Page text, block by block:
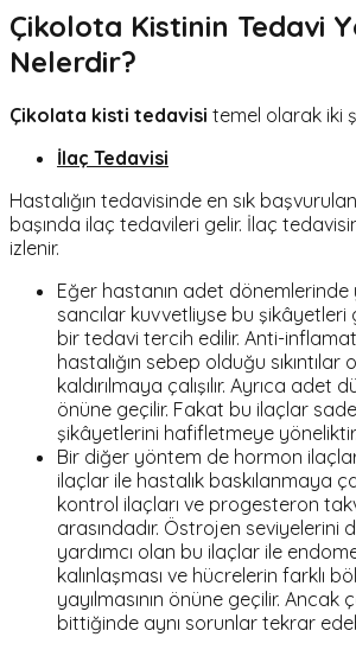
Çikolota Kistinin Tedavi
Nelerdir?
Çikolata kisti tedavisi temel olarak iki
İlaç Tedavisi
Hastalığın tedavisinde en sık
başında ilaç tedavileri gelir. İlaç
izlenir.
Eğer hastanın adet dönemlerinde
sancılar kuvvetliyse bu
bir tedavi tercih edilir. Anti-
hastalığın sebep olduğu sıkıntılar
kaldırılmaya çalışılır. Ayrıca adet
önüne geçilir. Fakat bu ilaçlar
şikâyetlerini hafifletmeye yöneliktir.
Bir diğer yöntem de hormon
ilaçlar ile hastalık baskılanmaya
kontrol ilaçları ve progesteron
arasındadır. Östrojen seviyelerini
yardımcı olan bu ilaçlar ile
kalınlaşması ve hücrelerin farklı
yayılmasının önüne geçilir.
bittiğinde aynı sorunlar tekrar